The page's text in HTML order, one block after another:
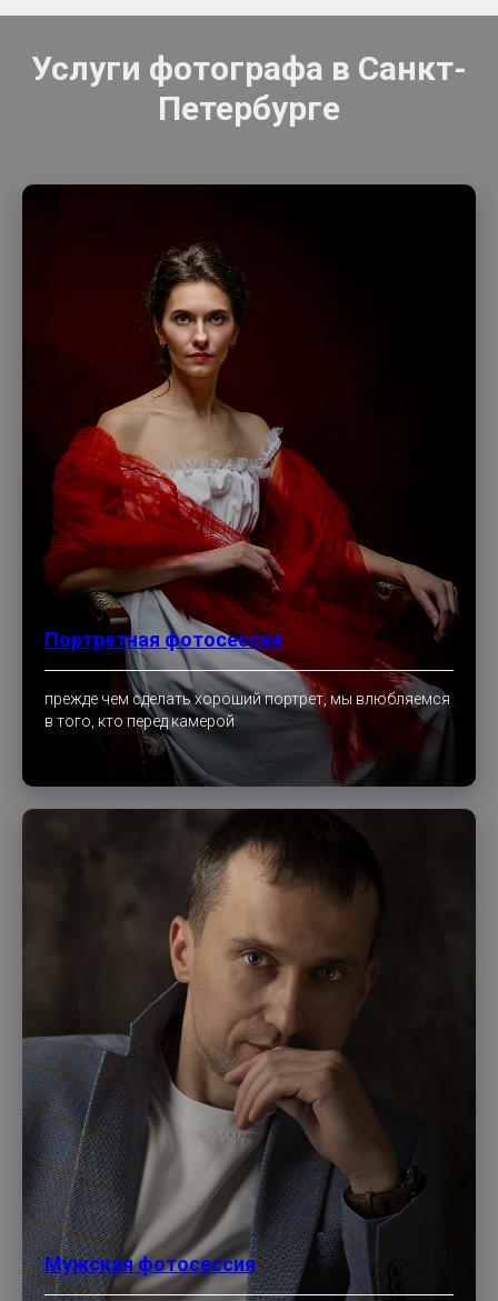
Услуги фотографа в Санкт-
Петербурге
Портретная фотосессия
прежде чем сделать хороший портрет, мы влюбляемся
в того, кто перед камерой
Мужская фотосессия